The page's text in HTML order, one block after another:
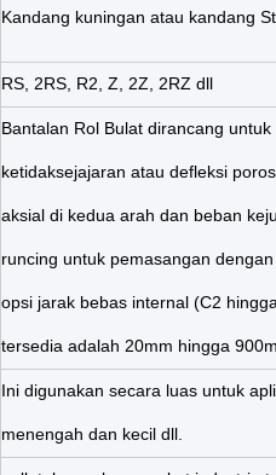
Kandang kuningan atau kandang
RS, 2RS, R2, Z, 2Z, 2RZ dll
Bantalan Rol Bulat dirancang
ketidaksejajaran atau defleksi
aksial di kedua arah dan beban
runcing untuk pemasangan
opsi jarak bebas internal (C2
tersedia adalah 20mm hingga
Ini digunakan secara luas untuk
menengah dan kecil dll.